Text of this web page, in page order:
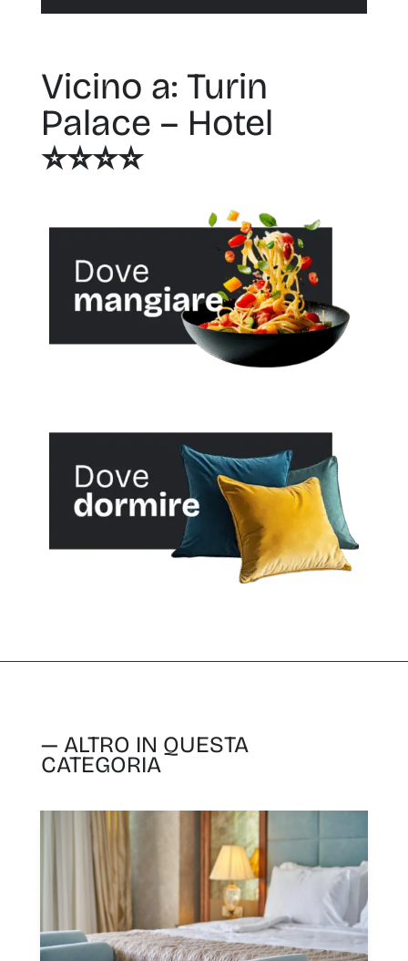
Vicino a: Turin
Palace – Hotel
⭐️⭐️⭐️⭐️
— ALTRO IN QUESTA
CATEGORIA